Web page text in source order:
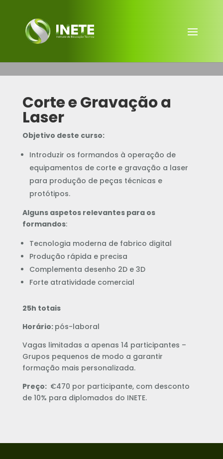
Corte e Gravação a
Laser
Objetivo deste curso:
Introduzir os formandos à operação de
equipamentos de corte e gravação a laser
para produção de peças técnicas e
protótipos.
Alguns aspetos relevantes para os
formandos:
Tecnologia moderna de fabrico digital
Produção rápida e precisa
Complementa desenho 2D e 3D
Forte atratividade comercial
25h totais
Horário: pós-laboral
Vagas limitadas a apenas 14 participantes –
Grupos pequenos de modo a garantir
formação mais personalizada.
Preço: €470 por participante, com desconto
de 10% para diplomados do INETE.